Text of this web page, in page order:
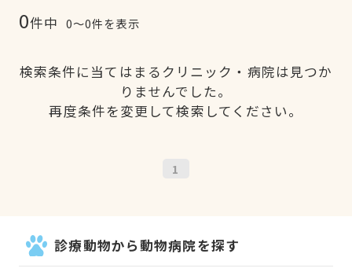
0件中 0〜0件を表示
検索条件に当てはまるクリニック・病院は見つか
りませんでした。
再度条件を変更して検索してください。
1
診療動物から動物病院を探す